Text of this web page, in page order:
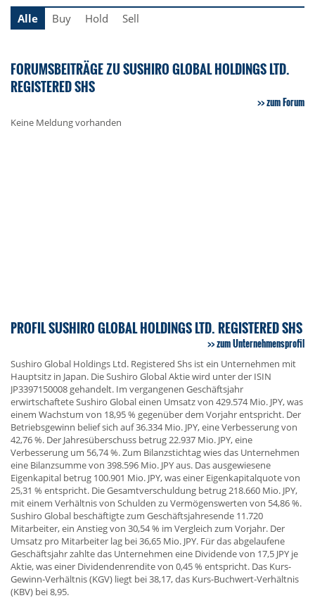
Alle
Buy Hold Sell
FORUMSBEITRÄGE ZU SUSHIRO GLOBAL HOLDINGS LTD.
REGISTERED SHS
zum Forum
Keine Meldung vorhanden
PROFIL SUSHIRO GLOBAL HOLDINGS LTD. REGISTERED SHS
zum Unternehmensprofil
Sushiro Global Holdings Ltd. Registered Shs ist ein Unternehmen mit
Hauptsitz in Japan. Die Sushiro Global Aktie wird unter der ISIN
JP3397150008 gehandelt. Im vergangenen Geschäftsjahr
erwirtschaftete Sushiro Global einen Umsatz von 429.574 Mio. JPY, was
einem Wachstum von 18,95 % gegenüber dem Vorjahr entspricht. Der
Betriebsgewinn belief sich auf 36.334 Mio. JPY, eine Verbesserung von
42,76 %. Der Jahresüberschuss betrug 22.937 Mio. JPY, eine
Verbesserung um 56,74 %. Zum Bilanzstichtag wies das Unternehmen
eine Bilanzsumme von 398.596 Mio. JPY aus. Das ausgewiesene
Eigenkapital betrug 100.901 Mio. JPY, was einer Eigenkapitalquote von
25,31 % entspricht. Die Gesamtverschuldung betrug 218.660 Mio. JPY,
mit einem Verhältnis von Schulden zu Vermögenswerten von 54,86 %.
Sushiro Global beschäftigte zum Geschäftsjahresende 11.720
Mitarbeiter, ein Anstieg von 30,54 % im Vergleich zum Vorjahr. Der
Umsatz pro Mitarbeiter lag bei 36,65 Mio. JPY. Für das abgelaufene
Geschäftsjahr zahlte das Unternehmen eine Dividende von 17,5 JPY je
Aktie, was einer Dividendenrendite von 0,45 % entspricht. Das Kurs-
Gewinn-Verhältnis (KGV) liegt bei 38,17, das Kurs-Buchwert-Verhältnis
(KBV) bei 8,95.